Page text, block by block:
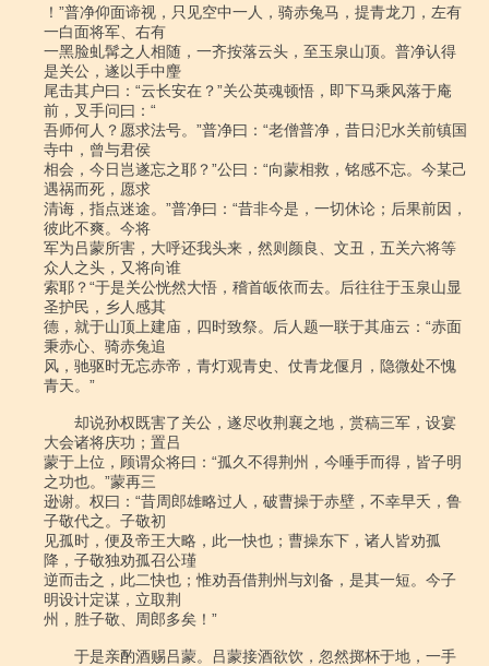
！”普净仰面谛视，只见空中一人，骑赤兔马，提青龙刀，左有
一白面将军、右有
一黑脸虬髯之人相随，一齐按落云头，至玉泉山顶。普净认得
是关公，遂以手中麈
尾击其户曰：“云长安在？”关公英魂顿悟，即下马乘风落于庵
前，叉手问曰：“
吾师何人？愿求法号。”普净曰：“老僧普净，昔日汜水关前镇国
寺中，曾与君侯
相会，今日岂遂忘之耶？”公曰：“向蒙相救，铭感不忘。今某己
遇祸而死，愿求
清诲，指点迷途。”普净曰：“昔非今是，一切休论；后果前因，
彼此不爽。今将
军为吕蒙所害，大呼还我头来，然则颜良、文丑，五关六将等
众人之头，又将向谁
索耶？“于是关公恍然大悟，稽首皈依而去。后往往于玉泉山显
圣护民，乡人感其
德，就于山顶上建庙，四时致祭。后人题一联于其庙云：“赤面
秉赤心、骑赤兔追
风，驰驱时无忘赤帝，青灯观青史、仗青龙偃月，隐微处不愧
青天。”
却说孙权既害了关公，遂尽收荆襄之地，赏稿三军，设宴
大会诸将庆功；置吕
蒙于上位，顾谓众将曰：“孤久不得荆州，今唾手而得，皆子明
之功也。”蒙再三
逊谢。权曰：“昔周郎雄略过人，破曹操于赤壁，不幸早夭，鲁
子敬代之。子敬初
见孤时，便及帝王大略，此一快也；曹操东下，诸人皆劝孤
降，子敬独劝孤召公瑾
逆而击之，此二快也；惟劝吾借荆州与刘备，是其一短。今子
明设计定谋，立取荆
州，胜子敬、周郎多矣！”
于是亲酌酒赐吕蒙。吕蒙接酒欲饮，忽然掷杯于地，一手